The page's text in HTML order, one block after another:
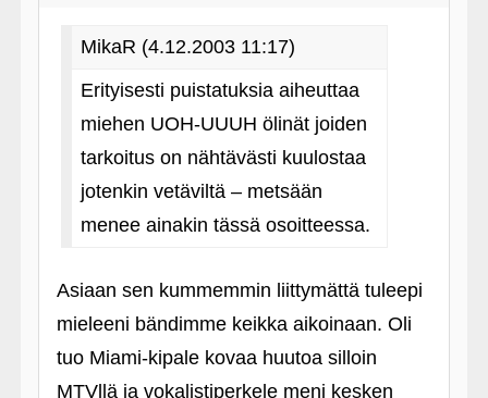
MikaR (4.12.2003 11:17)
Erityisesti puistatuksia aiheuttaa
miehen UOH-UUUH ölinät joiden
tarkoitus on nähtävästi kuulostaa
jotenkin vetäviltä – metsään
menee ainakin tässä osoitteessa.
Asiaan sen kummemmin liittymättä tuleepi
mieleeni bändimme keikka aikoinaan. Oli
tuo Miami-kipale kovaa huutoa silloin
MTVllä ja vokalistiperkele meni kesken